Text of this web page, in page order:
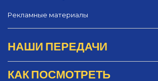
Рекламные материалы
НАШИ ПЕРЕДАЧИ
КАК ПОСМОТРЕТЬ